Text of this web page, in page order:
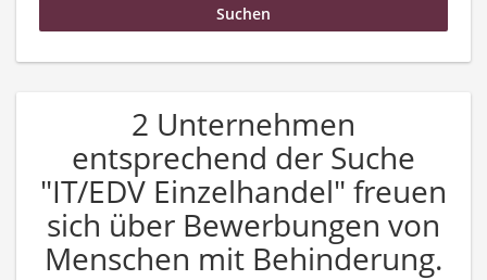
2 Unternehmen
entsprechend der Suche
"IT/EDV Einzelhandel" freuen
sich über Bewerbungen von
Menschen mit Behinderung.